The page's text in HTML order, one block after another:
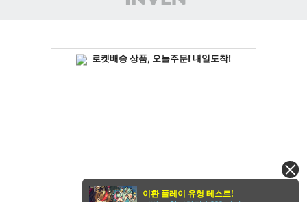
인
이환 플레이 유형 테스트!